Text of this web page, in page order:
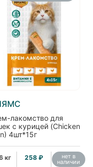
лакомство для
с курицей (Chicken
4шт*15г
кг 258 ₽ нет в
наличии